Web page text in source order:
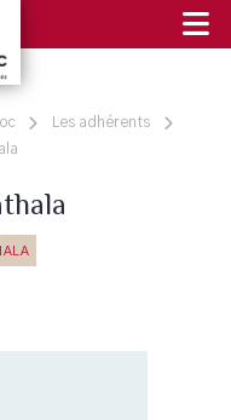
Les adhérents